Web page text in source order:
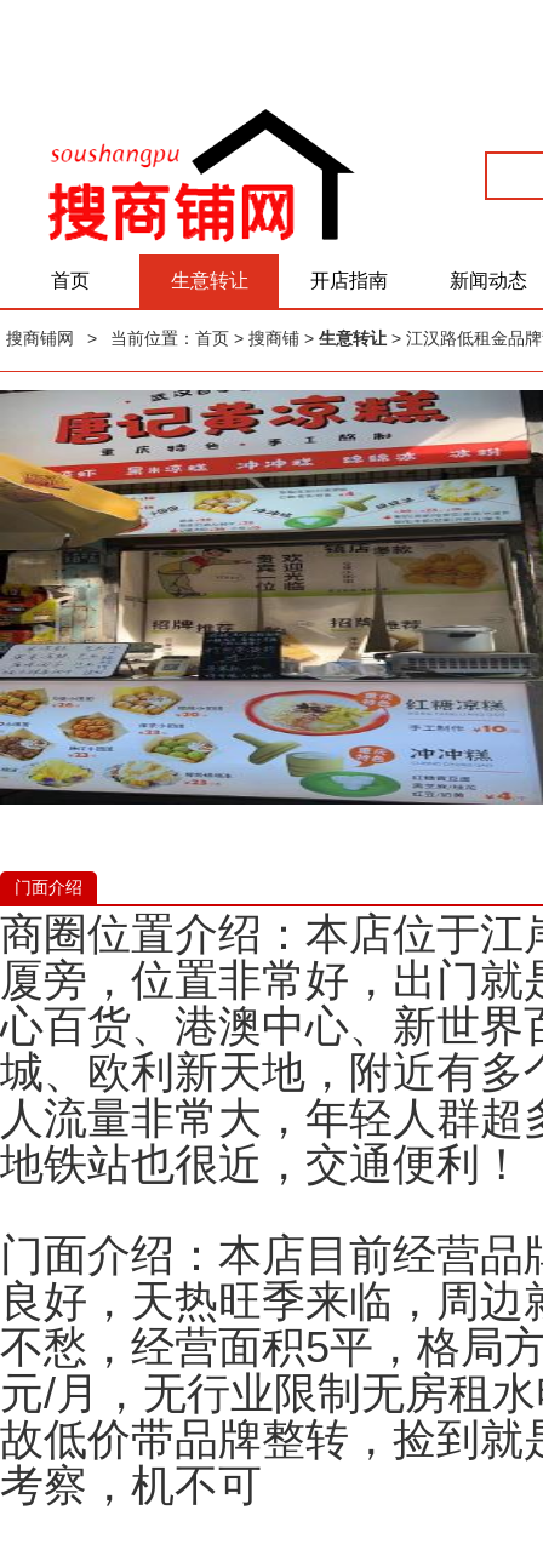
首页 生意转让 开店指南 新闻动态
搜商铺网 > 当前位置： 首页 > 搜商铺 > 生意转让 > 江汉路低租金品
门面介绍
商圈位置介绍：本店位于
厦旁，位置非常好，出门
心百货、港澳中心、新世
城、欧利新天地，附近有
人流量非常大，年轻人群
地铁站也很近，交通便利！
门面介绍：本店目前经营
良好，天热旺季来临，周
不愁，经营面积5平，格局
元/月，无行业限制无房租
故低价带品牌整转，捡到
考察，机不可